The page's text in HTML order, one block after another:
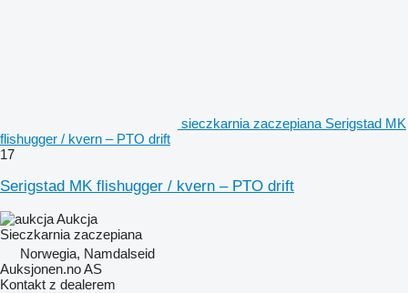
sieczkarnia zaczepiana Serigstad MK
flishugger / kvern – PTO drift
17
Serigstad MK flishugger / kvern – PTO drift
Aukcja
Sieczkarnia zaczepiana
Norwegia, Namdalseid
Auksjonen.no AS
Kontakt z dealerem